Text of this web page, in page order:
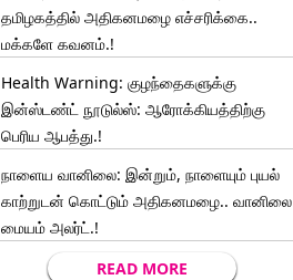
தமிழகத்தில் அதிகனமழை எச்சரிக்கை..
மக்களே கவனம்.!
Health Warning: குழந்தைகளுக்கு
இன்ஸ்டண்ட் நூடுல்ஸ்: ஆரோக்கியத்திற்கு
பெரிய ஆபத்து.!
நாளைய வானிலை: இன்றும், நாளையும் புயல்
காற்றுடன் கொட்டும் அதிகனமழை.. வானிலை
மையம் அலர்ட்.!
READ MORE